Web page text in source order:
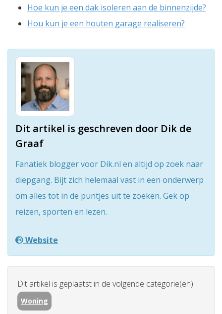
Hoe kun je een dak isoleren aan de binnenzijde?
Hou kun je een houten garage realiseren?
Dit artikel is geschreven door Dik de
Graaf
Fanatiek blogger voor Dik.nl en altijd op zoek naar
diepgang. Bijt zich helemaal vast in een onderwerp
om alles tot in de puntjes uit te zoeken. Gek op
reizen, sporten en lezen.
Website
Dit artikel is geplaatst in de volgende categorie(ën):
Woning